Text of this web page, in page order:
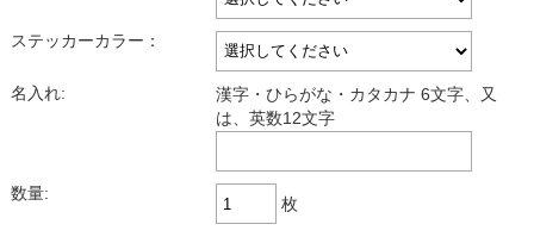
ステッカーカラー：
名入れ:
漢字・ひらがな・カタカナ 6文字、又
は、英数12文字
数量:
枚